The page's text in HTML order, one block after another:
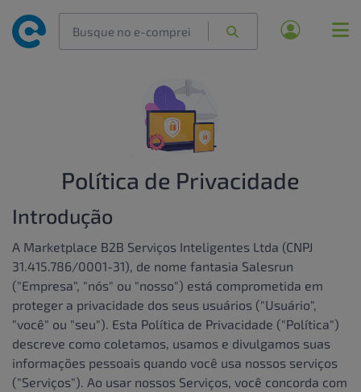
Política de Privacidade
Introdução
A Marketplace B2B Serviços Inteligentes Ltda (CNPJ
31.415.786/0001-31), de nome fantasia Salesrun
("Empresa", "nós" ou "nosso") está comprometida em
proteger a privacidade dos seus usuários ("Usuário",
"você" ou "seu"). Esta Política de Privacidade ("Política")
descreve como coletamos, usamos e divulgamos suas
informações pessoais quando você usa nossos serviços
("Serviços"). Ao usar nossos Serviços, você concorda com